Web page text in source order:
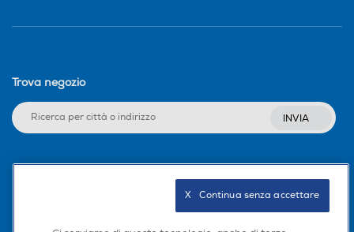
Trova negozio
INVIA
X   Continua senza accettare